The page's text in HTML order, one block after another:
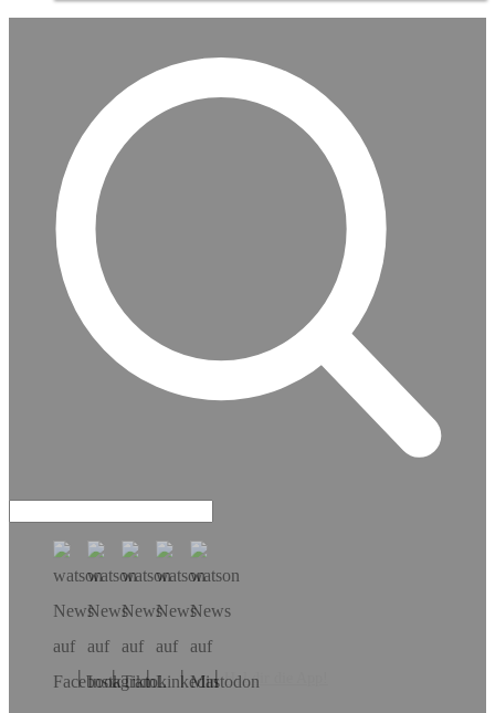
Hol dir die App!